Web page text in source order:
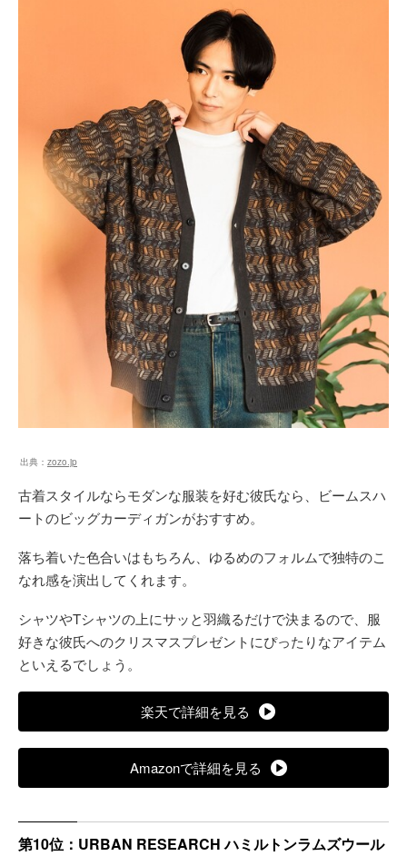
出典： zozo.jp
古着スタイルならモダンな服装を好む彼氏なら、ビームスハ
ートのビッグカーディガンがおすすめ。
落ち着いた色合いはもちろん、ゆるめのフォルムで独特のこ
なれ感を演出してくれます。
シャツやTシャツの上にサッと羽織るだけで決まるので、服
好きな彼氏へのクリスマスプレゼントにぴったりなアイテム
といえるでしょう。
楽天で詳細を見る
Amazonで詳細を見る
第10位：URBAN RESEARCH ハミルトンラムズウール